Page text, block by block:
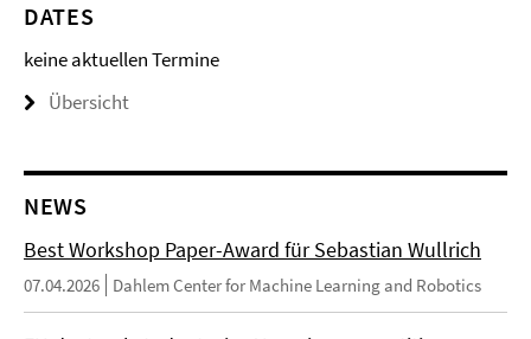
DATES
keine aktuellen Termine
Übersicht
NEWS
Best Workshop Paper-Award für Sebastian Wullrich
07.04.2026 Dahlem Center for Machine Learning and Robotics